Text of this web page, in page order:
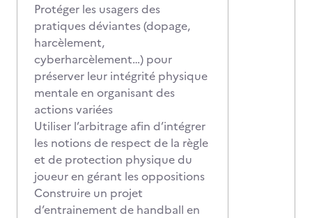
Protéger les usagers des
pratiques déviantes (dopage,
harcèlement,
cyberharcèlement…) pour
préserver leur intégrité physique
mentale en organisant des
actions variées
Utiliser l’arbitrage afin d’intégrer
les notions de respect de la règle
et de protection physique du
joueur en gérant les oppositions
Construire un projet
d’entrainement de handball en